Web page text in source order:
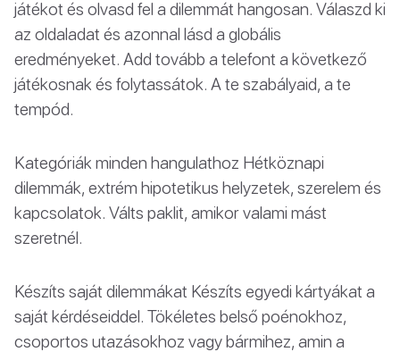
játékot és olvasd fel a dilemmát hangosan. Válaszd ki
az oldaladat és azonnal lásd a globális
eredményeket. Add tovább a telefont a következő
játékosnak és folytassátok. A te szabályaid, a te
tempód.
Kategóriák minden hangulathoz Hétköznapi
dilemmák, extrém hipotetikus helyzetek, szerelem és
kapcsolatok. Válts paklit, amikor valami mást
szeretnél.
Készíts saját dilemmákat Készíts egyedi kártyákat a
saját kérdéseiddel. Tökéletes belső poénokhoz,
csoportos utazásokhoz vagy bármihez, amin a